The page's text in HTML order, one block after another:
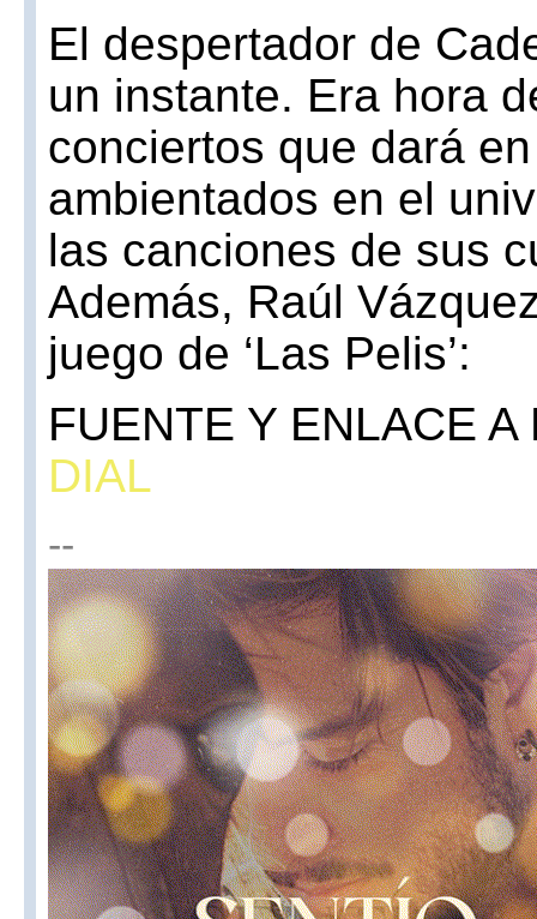
El despertador de
un instante. Era hora
conciertos que dará
ambientados en el
las canciones de sus
Además, Raúl
juego de ‘Las Pelis’:
FUENTE Y ENLACE
DIAL
--